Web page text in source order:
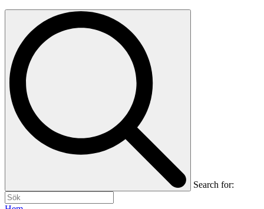
Search for: